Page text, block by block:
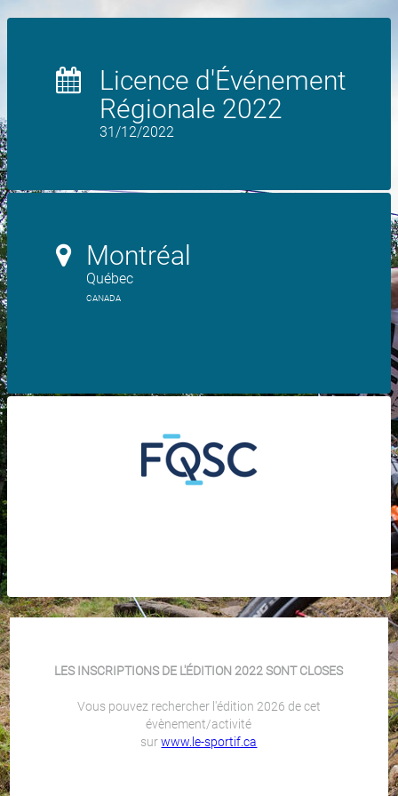
Licence d'Événement
Régionale 2022
31/12/2022
Montréal
Québec
CANADA
LES INSCRIPTIONS DE L'ÉDITION 2022 SONT CLOSES
Vous pouvez rechercher l'édition 2026 de cet
évènement/activité
surwww.le-sportif.ca